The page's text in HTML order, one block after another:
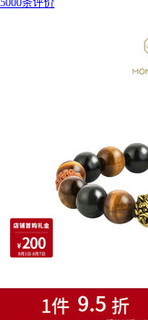
5000条评价